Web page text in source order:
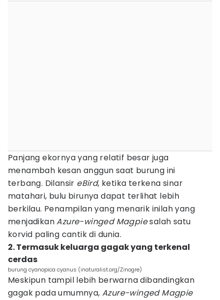
Panjang ekornya yang relatif besar juga
menambah kesan anggun saat burung ini
terbang. Dilansir eBird, ketika terkena sinar
matahari, bulu birunya dapat terlihat lebih
berkilau. Penampilan yang menarik inilah yang
menjadikanAzure-winged Magpiesalah satu
korvid paling cantik di dunia.
2. Termasuk keluarga gagak yang terkenal
cerdas
burung cyanopica cyanus (inaturalist.org/Zinogre)
Meskipun tampil lebih berwarna dibandingkan
gagak pada umumnya, Azure-winged Magpie